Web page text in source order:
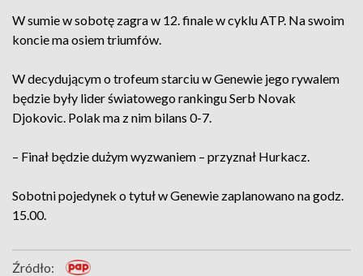
W sumie w sobotę zagra w 12. finale w cyklu ATP. Na swoim
koncie ma osiem triumfów.
W decydującym o trofeum starciu w Genewie jego rywalem
będzie były lider światowego rankingu Serb Novak
Djokovic. Polak ma z nim bilans 0-7.
– Finał będzie dużym wyzwaniem – przyznał Hurkacz.
Sobotni pojedynek o tytuł w Genewie zaplanowano na godz.
15.00.
Źródło: